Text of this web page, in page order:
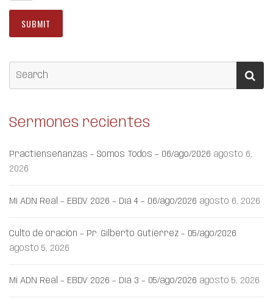
Sermones recientes
Practienseñanzas – Somos Todos – 06/ago/2026 agosto 6,
2026
Mi ADN Real – EBDV 2026 – Día 4 – 06/ago/2026 agosto 6, 2026
Culto de oración – Pr. Gilberto Gutiérrez – 05/ago/2026
agosto 5, 2026
Mi ADN Real – EBDV 2026 – Día 3 – 05/ago/2026 agosto 5, 2026